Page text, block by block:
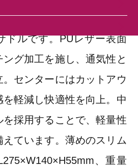
ポーツライドに最適なスリ
ドルです。PUレザー表面
グ加工を施し、通気性と
センターにはカットアウ
を軽減し快適性を向上。中
採用することで、軽量性
えています。薄めのスリム
、重量